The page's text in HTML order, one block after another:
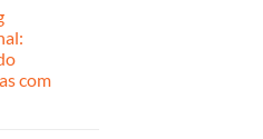
com